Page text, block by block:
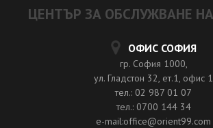
ЦЕНТЪР ЗА ОБСЛУЖВАНЕ
ОФИС СОФИЯ
гр. София 1000,
ул. Гладстон 32, ет.1, офис 1
тел.: 02 987 01 07
тел.: 0700 144 34
e-mail:office@orient99.com